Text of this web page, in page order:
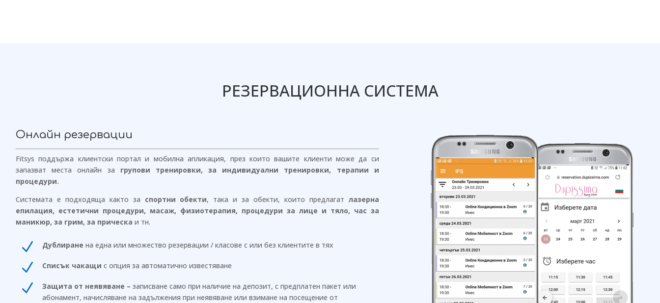
РЕЗЕРВАЦИОННА СИСТЕМА
Онлайн резервации
Fitsys поддържа клиентски портал и мобилна апликация, през които вашите клиенти може да си
запазват места онлайн за групови тренировки, за индивидуални тренировки, терапии и
процедури.
Системата е подходяща както за спортни обекти, така и за обекти, които предлагат лазерна
епилация, естетични процедури, масаж, физиотерапия, процедури за лице и тяло, час за
маникюр, за грим, за прическа и тн.
N Дублиране на една или множество резервации / класове с или без клиентите в тях
N Списък чакащи с опция за автоматично известяване
N Защита от неявяване – записване само при наличие на депозит, с предплатен пакет или
абонамент, начисляване на задължения при неявяване или взимане на посещение от